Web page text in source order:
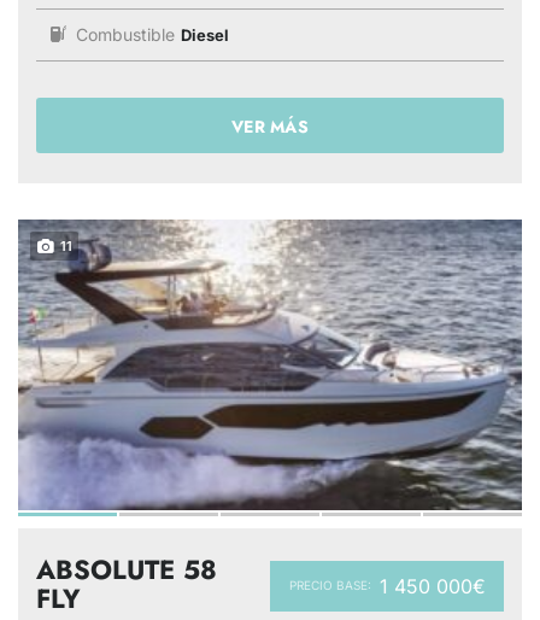
Combustible Diesel
VER MÁS
11
PRECIO BASE: 1 450 000€
ABSOLUTE 58
FLY